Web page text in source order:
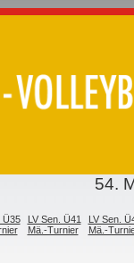
54.
Ü35
LV Sen. Ü41
Mä.-Turnier
LV Sen.
Mä.-